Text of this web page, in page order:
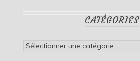
CATÉGORIES
Catégories